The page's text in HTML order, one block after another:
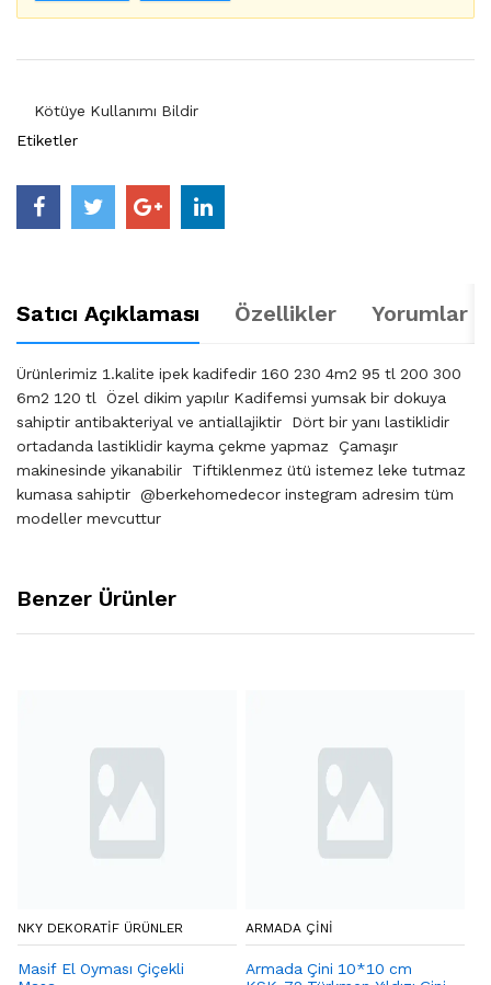
Kötüye Kullanımı Bildir
Etiketler
Satıcı Açıklaması Özellikler Yorumlar
Ürünlerimiz 1.kalite ipek kadifedir 160 230 4m2 95 tl 200 300
6m2 120 tl Özel dikim yapılır Kadifemsi yumsak bir dokuya
sahiptir antibakteriyal ve antiallajiktir Dört bir yanı lastiklidir
ortadanda lastiklidir kayma çekme yapmaz Çamaşır
makinesinde yikanabilir Tiftiklenmez ütü istemez leke tutmaz
kumasa sahiptir @berkehomedecor instegram adresim tüm
modeller mevcuttur
Benzer Ürünler
NKY DEKORATIF ÜRÜNLER
Masif El Oyması Çiçekli
ARMADA ÇİNİ
Armada Çini 10*10 cm